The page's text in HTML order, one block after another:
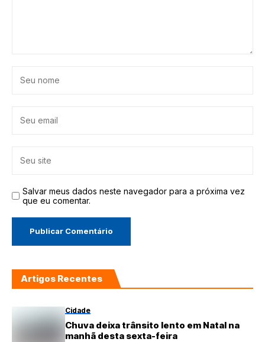
Salvar meus dados neste navegador para a próxima vez
que eu comentar.
Artigos Recentes
Cidade
Chuva deixa trânsito lento em Natal na
manhã desta sexta-feira